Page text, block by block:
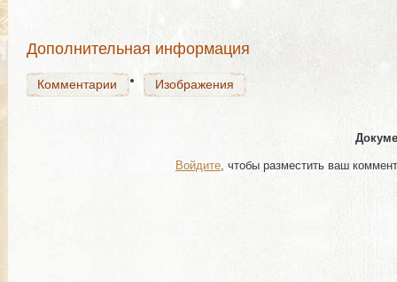
Дополнительная информация
Комментарии Изображения
Войдите , чтобы разместить ваш